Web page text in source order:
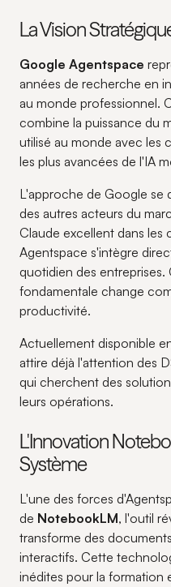
La Vision
Google Agentspace
années de recherche en
au monde professionnel.
combine la puissance du
utilisé au monde avec les
les plus avancées de l'IA
L'approche de Google se
des autres acteurs du
Claude excellent dans
Agentspace s'intègre
quotidien des
fondamentale change
productivité.
Actuellement disponible
attire déjà l'attention des
qui cherchent des
leurs opérations.
L'Innovation
Système
L'une des forces
de NotebookLM, l'outil
transforme des
interactifs. Cette
inédites pour la formation